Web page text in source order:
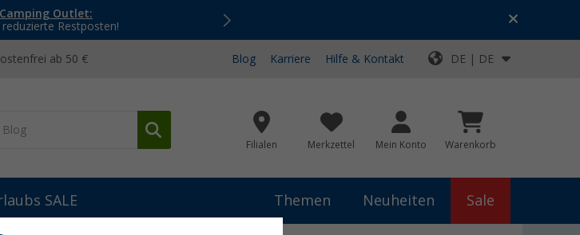
Camping Outlet:
reduzierte Restposten!
Top-Deals für dein Abenteuer!
ab 50 € Blog Karriere Hilfe & Kontakt DE | DE
Filialen Merkzettel Mein Konto Warenkorb
SALE Themen Neuheiten Sale